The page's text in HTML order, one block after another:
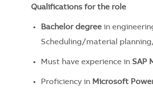
Qualifications for the role
Bachelor degree in
Scheduling/material
Must have experience in SAP
Proficiency in Microsoft